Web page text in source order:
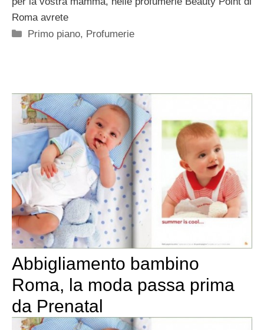
Roma avrete
Categorie
Primo piano, Profumerie
Abbigliamento bambino
Roma, la moda passa prima
da Prenatal